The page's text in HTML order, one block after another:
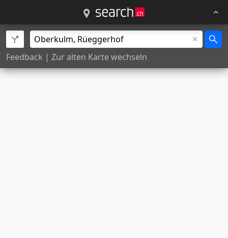
Feedback | Zur alten Karte wechseln